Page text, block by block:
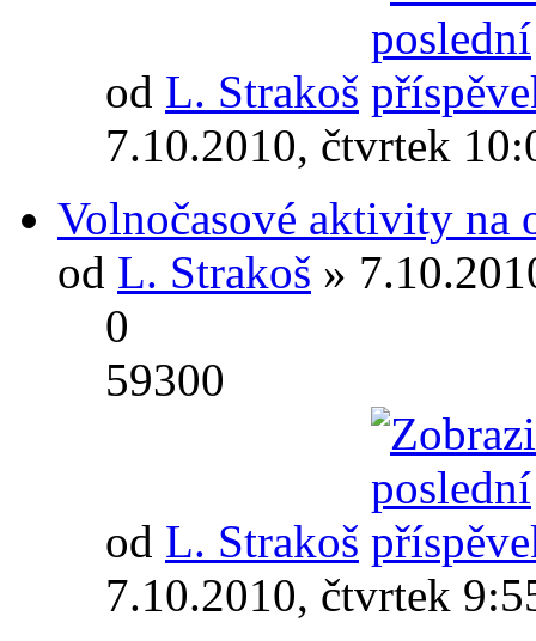
od L. Strakoš
7.10.2010, čtvrtek
Volnočasové aktivity na
od L. Strakoš »
0
59300
od L. Strakoš
7.10.2010, čtvrtek